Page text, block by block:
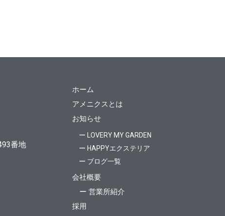
番地
ホーム
アメニクスとは
お知らせ
ー LOVERY MY GARDEN
ー HAPPYエクステリア
ー ブログ一覧
会社概要
ー 営業所紹介
採用